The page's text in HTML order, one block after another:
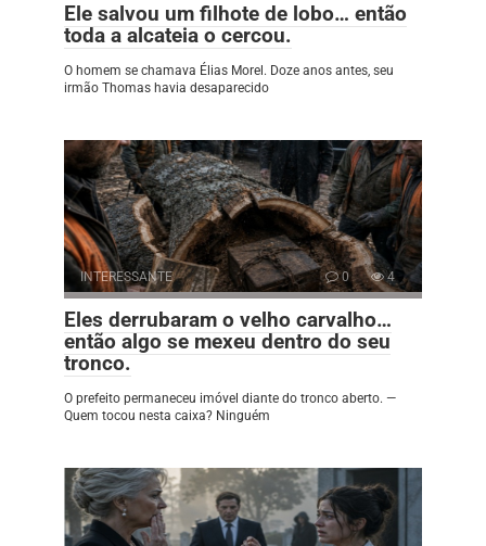
Ele salvou um filhote de lobo… então
toda a alcateia o cercou.
O homem se chamava Élias Morel. Doze anos antes, seu
irmão Thomas havia desaparecido
INTERESSANTE 0 4
Eles derrubaram o velho carvalho…
então algo se mexeu dentro do seu
tronco.
O prefeito permaneceu imóvel diante do tronco aberto. —
Quem tocou nesta caixa? Ninguém